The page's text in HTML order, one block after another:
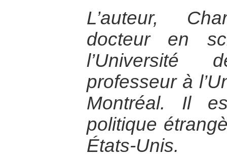
L’auteur,
docteur en
l’Université
professeur à
Montréal. Il
politique
États-Unis.